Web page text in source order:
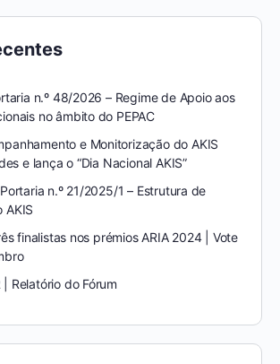
n.º 48/2026 – Regime de Apoio aos
no âmbito do PEPAC
e Monitorização do AKIS
e lança o “Dia Nacional AKIS”
n.º 21/2025/1 – Estrutura de
AKIS
finalistas nos prémios ARIA 2024 | Vote
| Relatório do Fórum